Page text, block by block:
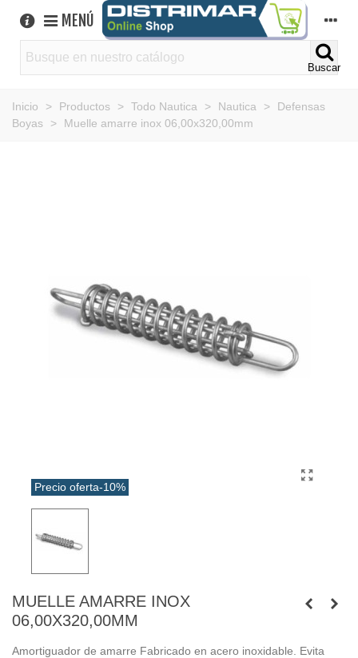
MENÚ
Buscar
Inicio > Productos > Todo Nautica > Nautica >
Defensas
Boyas
> Muelle amarre inox 06,00x320,00mm
Precio oferta-10%
MUELLE AMARRE INOX
06,00X320,00MM
Amortiguador de amarre Fabricado en acero inoxidable. Evita